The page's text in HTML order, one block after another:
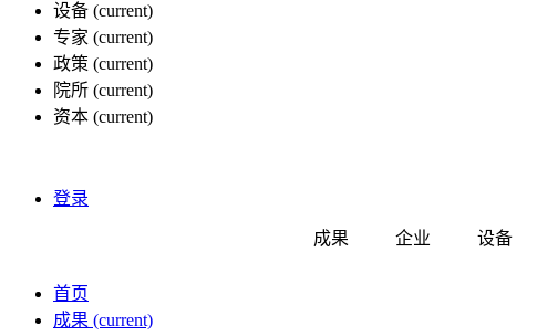
设备 (current)
专家 (current)
政策 (current)
院所 (current)
资本 (current)
登录
成果 企业 设备
首页
成果 (current)